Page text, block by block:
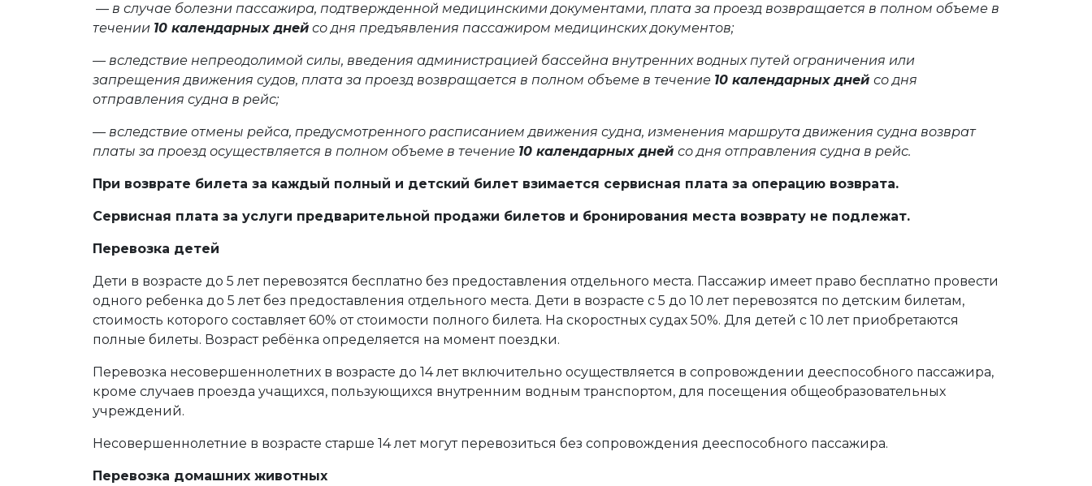
— в случае болезни пассажира, подтвержденной медицинскими документами, плата за проезд возвращается в полном объеме в
течении 10 календарных дней со дня предъявления пассажиром медицинских документов;
— вследствие непреодолимой силы, введения администрацией бассейна внутренних водных путей ограничения или
запрещения движения судов, плата за проезд возвращается в полном объеме в течение 10 календарных дней со дня
отправления судна в рейс;
— вследствие отмены рейса, предусмотренного расписанием движения судна, изменения маршрута движения судна возврат
платы за проезд осуществляется в полном объеме в течение 10 календарных дней со дня отправления судна в рейс.
При возврате билета за каждый полный и детский билет взимается сервисная плата за операцию возврата.
Сервисная плата за услуги предварительной продажи билетов и бронирования места возврату не подлежат.
Перевозка детей
Дети в возрасте до 5 лет перевозятся бесплатно без предоставления отдельного места. Пассажир имеет право бесплатно провести
одного ребенка до 5 лет без предоставления отдельного места. Дети в возрасте с 5 до 10 лет перевозятся по детским билетам,
стоимость которого составляет 60% от стоимости полного билета. На скоростных судах 50%. Для детей с 10 лет приобретаются
полные билеты. Возраст ребёнка определяется на момент поездки.
Перевозка несовершеннолетних в возрасте до 14 лет включительно осуществляется в сопровождении дееспособного пассажира,
кроме случаев проезда учащихся, пользующихся внутренним водным транспортом, для посещения общеобразовательных
учреждений.
Несовершеннолетние в возрасте старше 14 лет могут перевозиться без сопровождения дееспособного пассажира.
Перевозка домашних животных